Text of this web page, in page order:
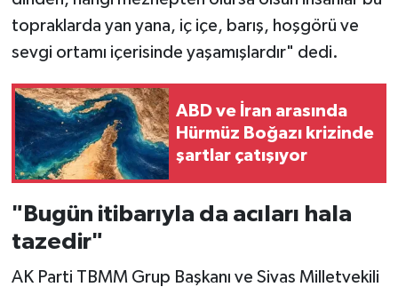
topraklarda yan yana, iç içe, barış, hoşgörü ve
sevgi ortamı içerisinde yaşamışlardır" dedi.
ABD ve İran arasında
Hürmüz Boğazı krizinde
şartlar çatışıyor
"Bugün itibarıyla da acıları hala
tazedir"
AK Parti TBMM Grup Başkanı ve Sivas Milletvekili